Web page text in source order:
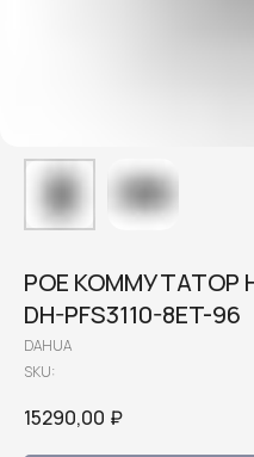
POE КОММУТАТОР
DH-PFS3110-8ET-96
DAHUA
SKU:
15290,00 ₽